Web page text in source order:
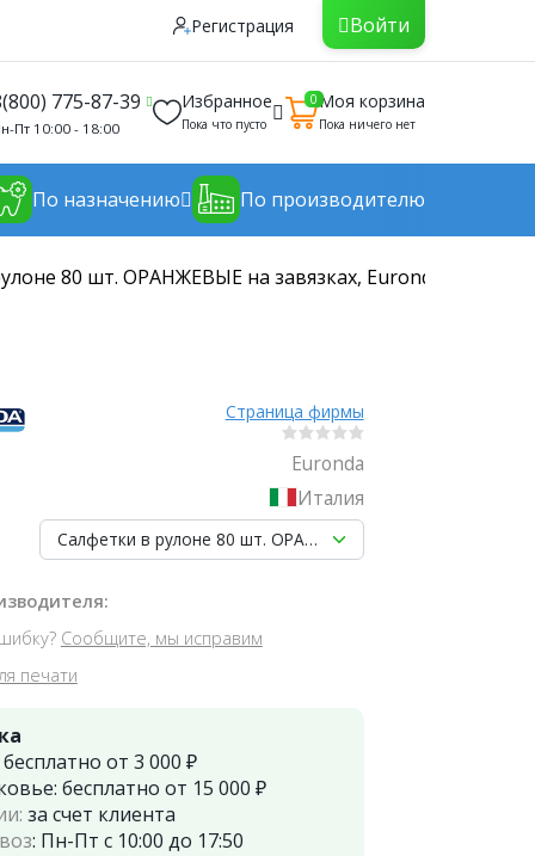
Регистрация Войти
775-87-39
Пт 10:00 - 18:00
Избранное
Пока что пусто
0Моя корзина
Пока ничего нет
По назначению По производителю
80 шт. ОРАНЖЕВЫЕ на завязках, Euronda, Италия
Страница фирмы
Euronda
Италия
Салфетки в рулоне 80 шт. ОРАНЖЕВЫЕ на завязках,
Сообщите, мы исправим
печати
бесплатно от 3 000 ₽
бесплатно от 15 000 ₽
за счет клиента
: Пн-Пт с 10:00 до 17:50